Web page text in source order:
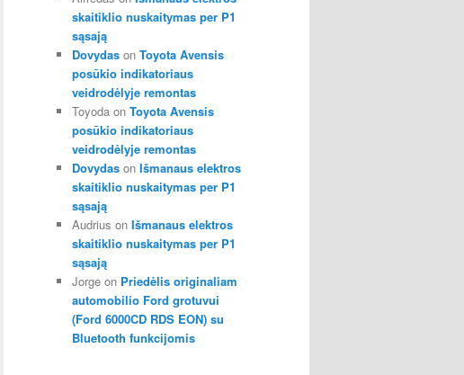
skaitiklio nuskaitymas per P1
sąsają
Dovydas on Toyota Avensis
posūkio indikatoriaus
veidrodėlyje remontas
Toyoda on Toyota Avensis
posūkio indikatoriaus
veidrodėlyje remontas
Dovydas on Išmanaus elektros
skaitiklio nuskaitymas per P1
sąsają
Audrius on Išmanaus elektros
skaitiklio nuskaitymas per P1
sąsają
Jorge on Priedėlis originaliam
automobilio Ford grotuvui
(Ford 6000CD RDS EON) su
Bluetooth funkcijomis